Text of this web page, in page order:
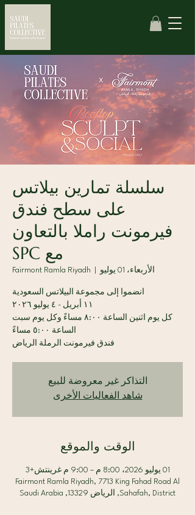
سلسلة تمارين بيلاتس
على سطح فندق
فيرمونت راملا بالتعاون
مع SPC
الأربعاء، 01 يوليو Fairmont Ramla Riyadh
كل يوم اثنين الساعة ٨:٠٠ مساءً وكل يوم سبت
فندق فيرمونت الرملة الرياض
التذاكر غير معروضة للبيع
شاهد الفعاليات الأخرى
الوقت والموقع
01 يوليو 2026، 8:00 م – 9:00 م غرينتش+3
Fairmont Ramla Riyadh, 7713 King Fahad Road Al
Sahafah, District, الرياض 13329, Saudi Arabia